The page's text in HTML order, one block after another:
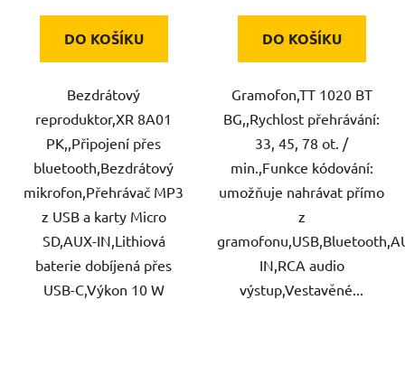
DO KOŠÍKU
Bezdrátový
reproduktor,XR 8A01
PK,,Připojení přes
bluetooth,Bezdrátový
mikrofon,Přehrávač MP3
z USB a karty Micro
SD,AUX-IN,Lithiová
baterie dobíjená přes
USB-C,Výkon 10 W
DO KOŠÍKU
Gramofon,TT 1020 BT
BG,,Rychlost přehrávání:
33, 45, 78 ot. /
min.,Funkce kódování:
umožňuje nahrávat přímo
z
IN,RCA audio
výstup,Vestavěné...